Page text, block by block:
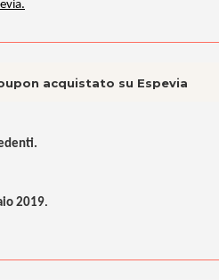
acquistato su Espevia
2019.